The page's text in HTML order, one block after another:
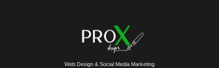
Web Design & Social Media Marketing